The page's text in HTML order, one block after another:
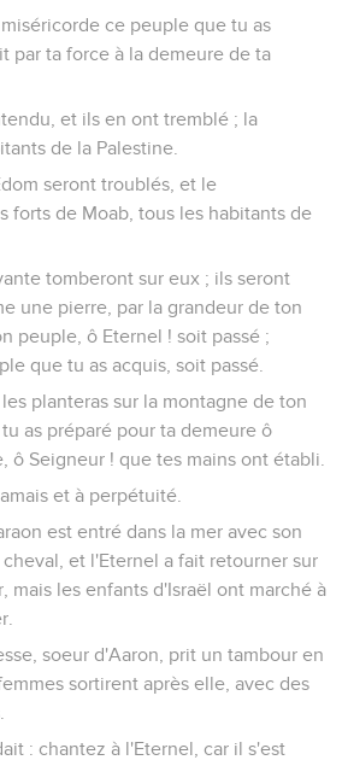
ce peuple que tu as
par ta force à la demeure de ta
et ils en ont tremblé ; la
de la Palestine.
seront troublés, et le
forts de Moab, tous les habitants de
tomberont sur eux ; ils seront
une pierre, par la grandeur de ton
peuple, ô Eternel ! soit passé ;
que tu as acquis, soit passé.
planteras sur la montagne de ton
as préparé pour ta demeure ô
ô Seigneur ! que tes mains ont établi.
et à perpétuité.
est entré dans la mer avec son
et l'Eternel a fait retourner sur
mais les enfants d'Israël ont marché à
soeur d'Aaron, prit un tambour en
sortirent après elle, avec des
: chantez à l'Eternel, car il s'est